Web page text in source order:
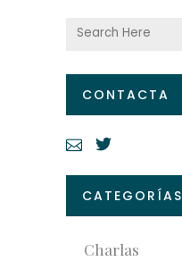
CONTACTA
CATEGORÍAS
Charlas